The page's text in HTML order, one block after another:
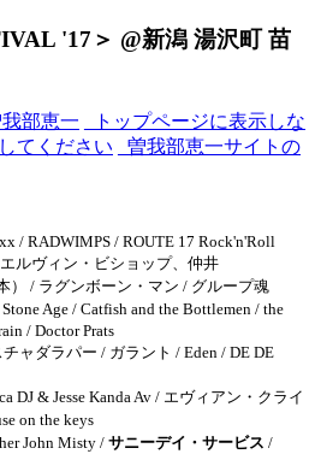
'17＞ @新潟 湯沢町 苗
部恵一
_トップページに表示しな
てください
_曽我部恵一サイトの
/ RADWIMPS / ROUTE 17 Rock'n'Roll
ルヴィン・ビショップ、仲井
） / ラグンボーン・マン / グループ魂
Age / Catfish and the Bottlemen / the
/ Doctor Prats
ャダラパー / ガラント / Eden / DE DE
DJ & Jesse Kanda Av / エヴィアン・クライ
on the keys
John Misty / サニーデイ・サービス /